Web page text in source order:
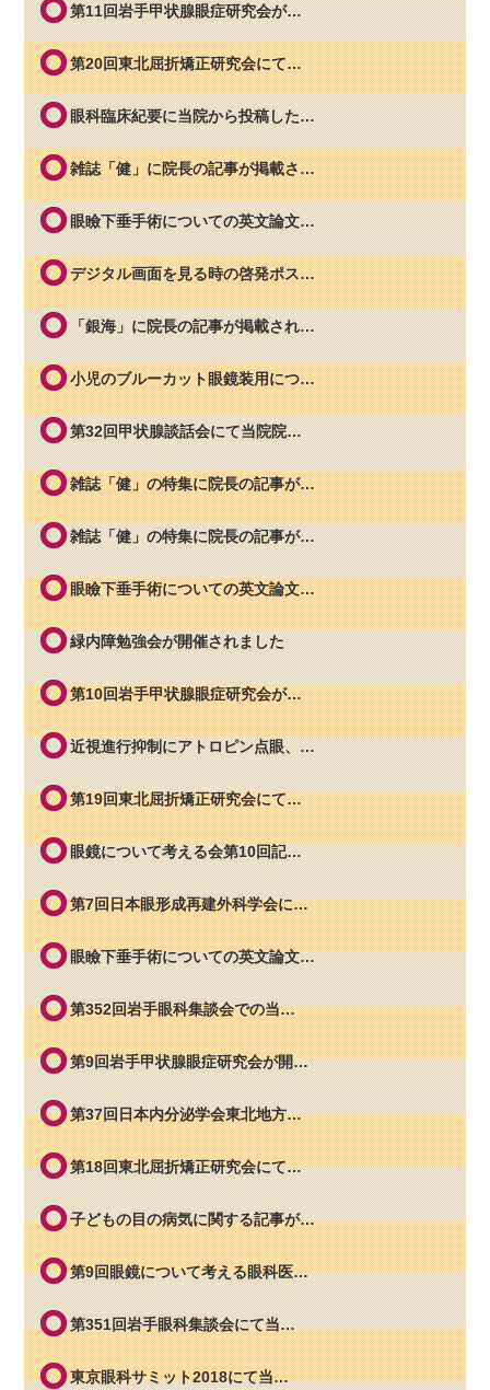
第11回岩手甲状腺眼症研究会が…
第20回東北屈折矯正研究会にて…
眼科臨床紀要に当院から投稿した…
雑誌「健」に院長の記事が掲載さ…
眼瞼下垂手術についての英文論文…
デジタル画面を見る時の啓発ポス…
「銀海」に院長の記事が掲載され…
小児のブルーカット眼鏡装用につ…
第32回甲状腺談話会にて当院院…
雑誌「健」の特集に院長の記事が…
雑誌「健」の特集に院長の記事が…
眼瞼下垂手術についての英文論文…
緑内障勉強会が開催されました
第10回岩手甲状腺眼症研究会が…
近視進行抑制にアトロピン点眼、…
第19回東北屈折矯正研究会にて…
眼鏡について考える会第10回記…
第7回日本眼形成再建外科学会に…
眼瞼下垂手術についての英文論文…
第352回岩手眼科集談会での当…
第9回岩手甲状腺眼症研究会が開…
第37回日本内分泌学会東北地方…
第18回東北屈折矯正研究会にて…
子どもの目の病気に関する記事が…
第9回眼鏡について考える眼科医…
第351回岩手眼科集談会にて当…
東京眼科サミット2018にて当…